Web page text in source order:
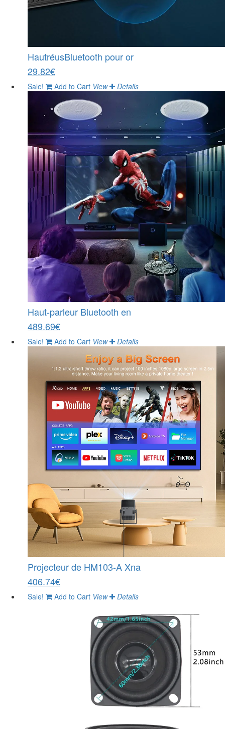
HautréusBluetooth pour or
29.82€
Sale! Add to Cart View Details
Haut-parleur Bluetooth en
489.69€
Sale! Add to Cart View Details
Projecteur de HM103-A Xna
406.74€
Sale! Add to Cart View Details